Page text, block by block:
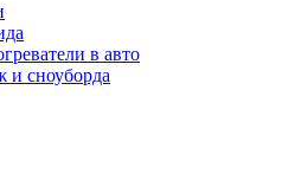
в авто
и сноуборда